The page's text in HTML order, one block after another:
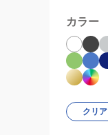
カラー
クリア